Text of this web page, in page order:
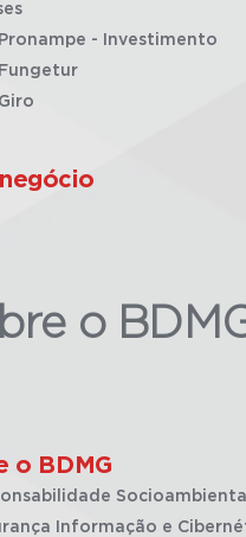
Pronampe - Investimento
Fungetur
o
o BDMG
Socioambiental
Informação e